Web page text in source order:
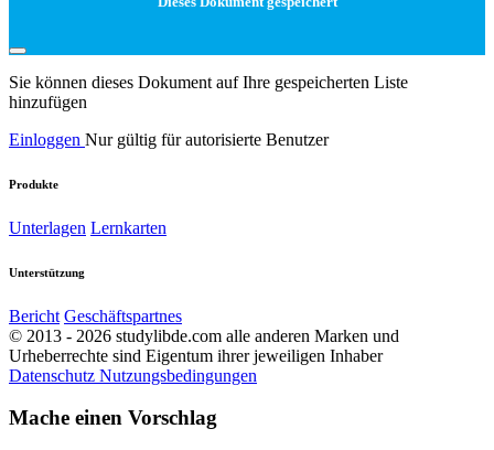
Sie können dieses Dokument auf Ihre gespeicherten Liste
hinzufügen
Einloggen Nur gültig für autorisierte Benutzer
Produkte
Unterlagen Lernkarten
Unterstützung
Bericht Geschäftspartnes
© 2013 - 2026 studylibde.com alle anderen Marken und
Urheberrechte sind Eigentum ihrer jeweiligen Inhaber
Datenschutz Nutzungsbedingungen
Mache einen Vorschlag